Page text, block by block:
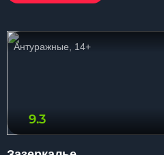
Антуражные, 14+
9.3